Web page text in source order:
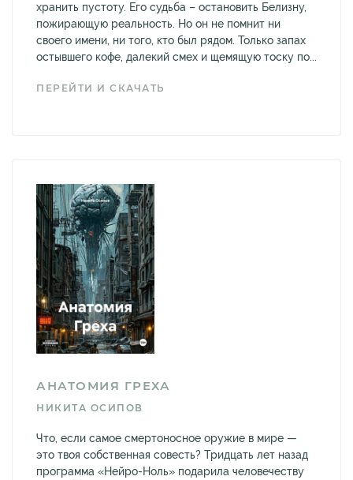
хранить пустоту. Его судьба – остановить Белизну,
пожирающую реальность. Но он не помнит ни
своего имени, ни того, кто был рядом. Только запах
остывшего кофе, далекий смех и щемящую тоску по...
ПЕРЕЙТИ И СКАЧАТЬ
АНАТОМИЯ ГРЕХА
НИКИТА ОСИПОВ
Что, если самое смертоносное оружие в мире —
это твоя собственная совесть? Тридцать лет назад
программа «Нейро-Ноль» подарила человечеству